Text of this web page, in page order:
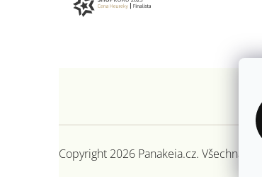
Copyright 2026 Panakeia.cz. Všechna